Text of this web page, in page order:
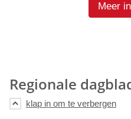
Meer
Regionale